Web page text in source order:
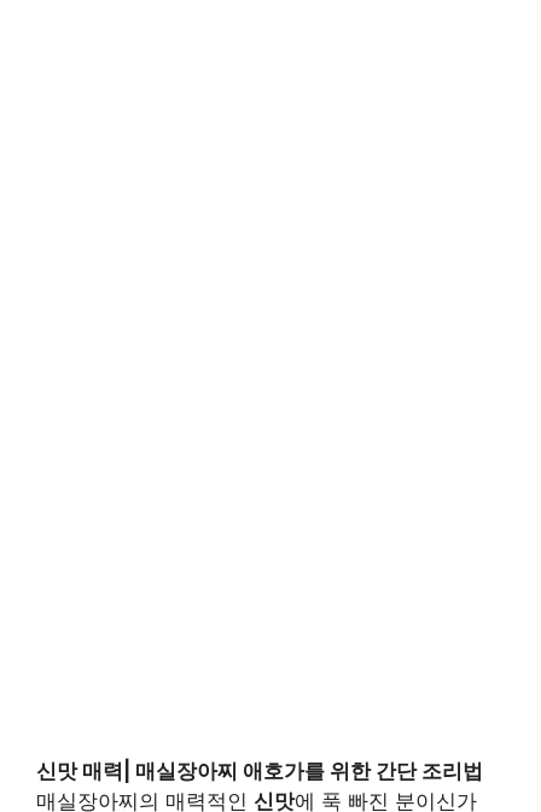
신맛 매력| 매실장아찌 애호가를 위한 간단 조리법
매실장아찌의 매력적인 신맛에 푹 빠진 분이신가